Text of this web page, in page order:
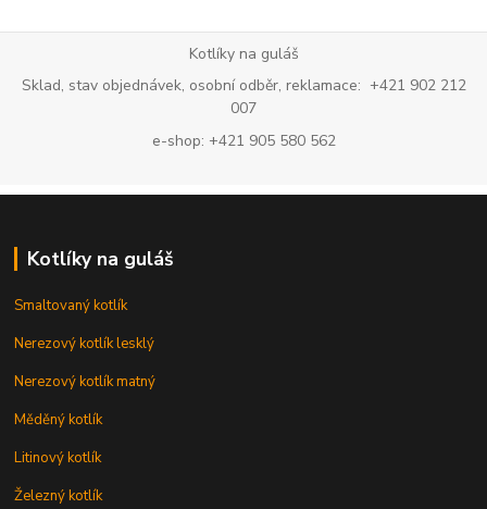
Kotlíky na guláš
Sklad, stav objednávek, osobní odběr, reklamace: +421 902 212
007
e-shop: +421 905 580 562
Kotlíky na guláš
Smaltovaný kotlík
Nerezový kotlík lesklý
Nerezový kotlík matný
Měděný kotlík
Litinový kotlík
Železný kotlík